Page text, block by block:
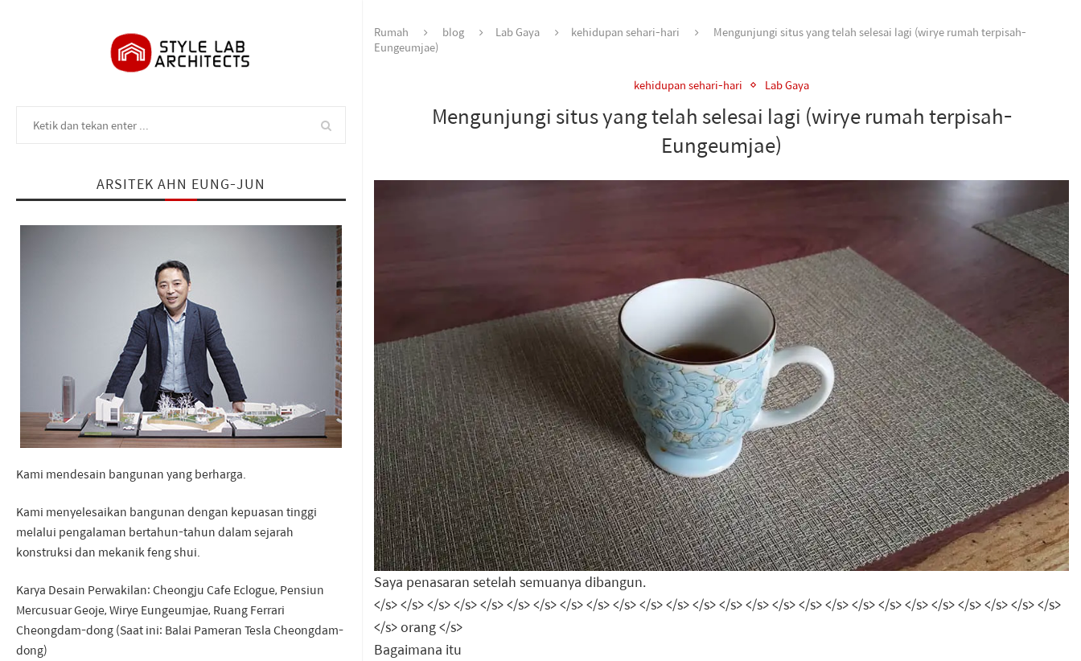
ARSITEK AHN EUNG-JUN
Kami mendesain bangunan yang berharga.
Kami menyelesaikan bangunan dengan kepuasan tinggi
melalui pengalaman bertahun-tahun dalam sejarah
konstruksi dan mekanik feng shui.
Karya Desain Perwakilan: Cheongju Cafe Eclogue, Pensiun
Mercusuar Geoje, Wirye Eungeumjae, Ruang Ferrari
Cheongdam-dong (Saat ini: Balai Pameran Tesla Cheongdam-
dong)
Rumah blog Lab Gaya kehidupan sehari-hari
Mengunjungi situs yang telah selesai lagi (wirye rumah terpisah-
Eungeumjae)
kehidupan sehari-hari Lab Gaya
Mengunjungi situs yang telah selesai lagi (wirye rumah terpisah-
Eungeumjae)
Saya penasaran setelah semuanya dibangun.
</s> </s> </s> </s> </s> </s> </s> </s> </s> </s> </s> </s> </s> </s> </s> </s> </s> </s> </s> </s> </s> </s> </s> </s> </s> </s>
</s> orang </s>
Bagaimana itu